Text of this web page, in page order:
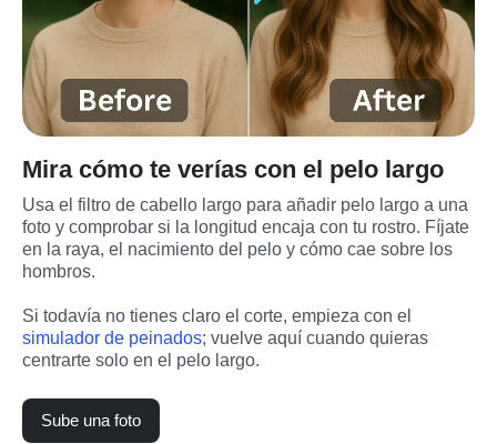
Mira cómo te verías con el pelo largo
Usa el filtro de cabello largo para añadir pelo largo a una
foto y comprobar si la longitud encaja con tu rostro. Fíjate
en la raya, el nacimiento del pelo y cómo cae sobre los
hombros.
simulador de peinados; vuelve aquí cuando quieras
centrarte solo en el pelo largo.
Sube una foto